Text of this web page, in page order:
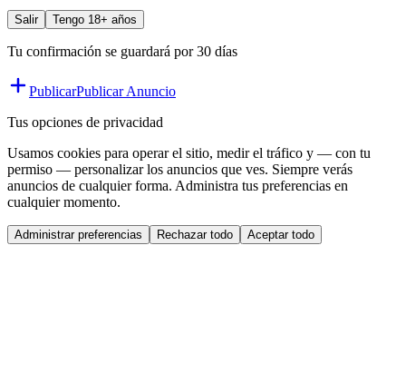
Salir Tengo 18+ años
Tu confirmación se guardará por 30 días
PublicarPublicar Anuncio
Tus opciones de privacidad
Usamos cookies para operar el sitio, medir el tráfico y — con tu
permiso — personalizar los anuncios que ves. Siempre verás
anuncios de cualquier forma. Administra tus preferencias en
cualquier momento.
Administrar preferencias Rechazar todo Aceptar todo